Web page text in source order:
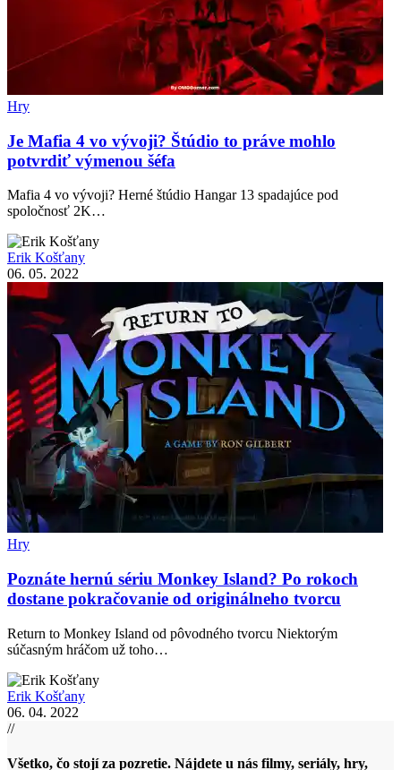
Hry
Je Mafia 4 vo vývoji? Štúdio to práve mohlo
potvrdiť výmenou šéfa
Mafia 4 vo vývoji? Herné štúdio Hangar 13 spadajúce pod
spoločnosť 2K…
Erik Košťany
06. 05. 2022
Hry
Poznáte hernú sériu Monkey Island? Po rokoch
dostane pokračovanie od originálneho tvorcu
Return to Monkey Island od pôvodného tvorcu Niektorým
súčasným hráčom už toho…
Erik Košťany
06. 04. 2022
//
Všetko, čo stojí za pozretie. Nájdete u nás filmy, seriály, hry,